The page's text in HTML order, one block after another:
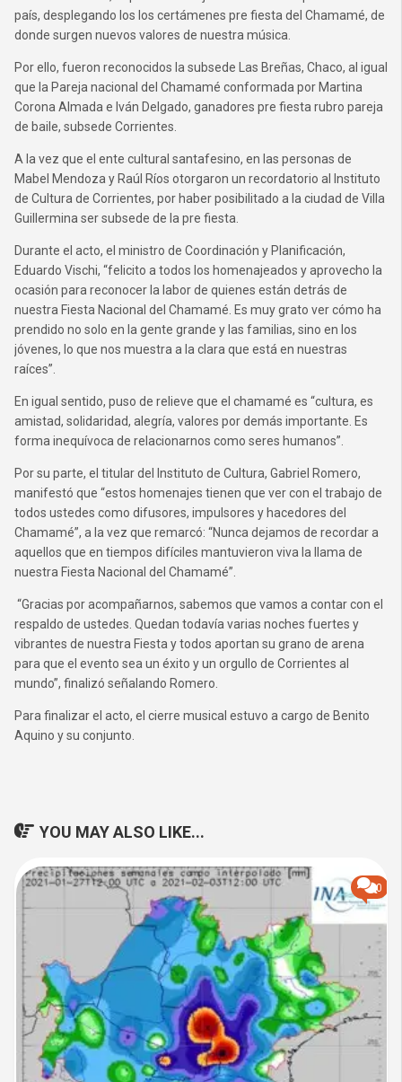
país, desplegando los los certámenes pre fiesta del Chamamé, de
donde surgen nuevos valores de nuestra música.
Por ello, fueron reconocidos la subsede Las Breñas, Chaco, al igual
que la Pareja nacional del Chamamé conformada por Martina
Corona Almada e Iván Delgado, ganadores pre fiesta rubro pareja
de baile, subsede Corrientes.
A la vez que el ente cultural santafesino, en las personas de
Mabel Mendoza y Raúl Ríos otorgaron un recordatorio al Instituto
de Cultura de Corrientes, por haber posibilitado a la ciudad de Villa
Guillermina ser subsede de la pre fiesta.
Durante el acto, el ministro de Coordinación y Planificación,
Eduardo Vischi, “felicito a todos los homenajeados y aprovecho la
ocasión para reconocer la labor de quienes están detrás de
nuestra Fiesta Nacional del Chamamé. Es muy grato ver cómo ha
prendido no solo en la gente grande y las familias, sino en los
jóvenes, lo que nos muestra a la clara que está en nuestras
raíces”.
En igual sentido, puso de relieve que el chamamé es “cultura, es
amistad, solidaridad, alegría, valores por demás importante. Es
forma inequívoca de relacionarnos como seres humanos”.
Por su parte, el titular del Instituto de Cultura, Gabriel Romero,
manifestó que “estos homenajes tienen que ver con el trabajo de
todos ustedes como difusores, impulsores y hacedores del
Chamamé”, a la vez que remarcó: “Nunca dejamos de recordar a
aquellos que en tiempos difíciles mantuvieron viva la llama de
nuestra Fiesta Nacional del Chamamé”.
“Gracias por acompañarnos, sabemos que vamos a contar con el
respaldo de ustedes. Quedan todavía varias noches fuertes y
vibrantes de nuestra Fiesta y todos aportan su grano de arena
para que el evento sea un éxito y un orgullo de Corrientes al
mundo”, finalizó señalando Romero.
Para finalizar el acto, el cierre musical estuvo a cargo de Benito
Aquino y su conjunto.
YOU MAY ALSO LIKE...
0